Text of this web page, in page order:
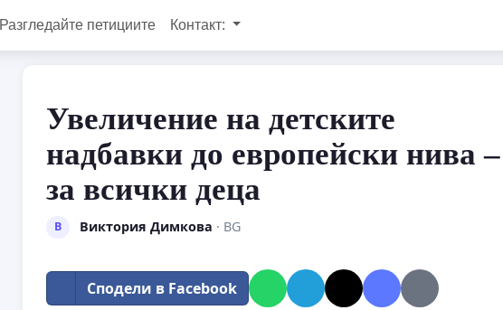
Разгледайте петициите Контакт:
Увеличение на детските
надбавки до европейски нива –
за всички деца
В Виктория Димкова · BG
Сподели в Facebook